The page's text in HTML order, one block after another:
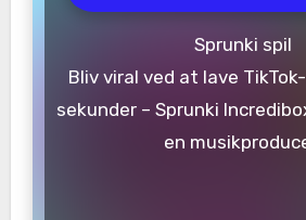
Sprunki spil
Bliv viral ved at lave
sekunder – Sprunki
en